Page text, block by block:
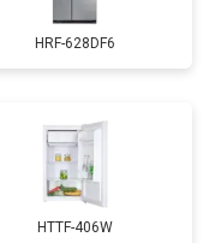
HRF-628DF6
HTTF-406W